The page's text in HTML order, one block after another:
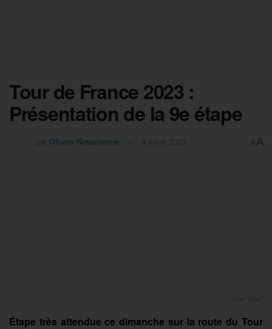
Tour de France 2023 :
Présentation de la 9e étape
Olivier Navarranne AA
Étape très attendue ce dimanche sur la route du Tour